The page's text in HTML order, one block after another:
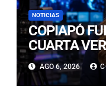
NOTICIAS
COPIAPÓ
CUARTA
BANDAS DE
AGO 6, 2026